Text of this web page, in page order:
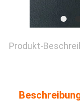
Produkt-